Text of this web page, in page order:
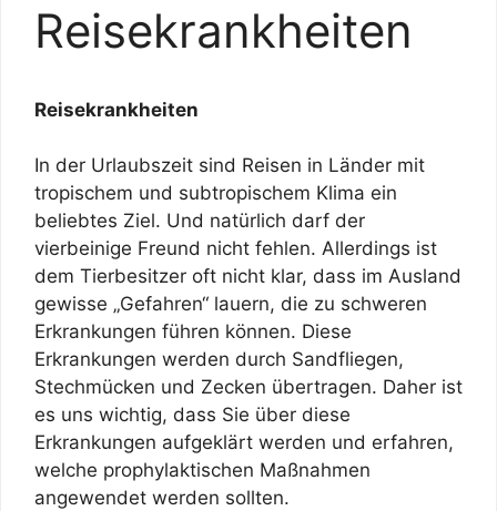
Reisekrankheiten
Reisekrankheiten
In der Urlaubszeit sind Reisen in Länder mit
tropischem und subtropischem Klima ein
beliebtes Ziel. Und natürlich darf der
vierbeinige Freund nicht fehlen. Allerdings ist
dem Tierbesitzer oft nicht klar, dass im Ausland
gewisse „Gefahren“ lauern, die zu schweren
Erkrankungen führen können. Diese
Erkrankungen werden durch Sandfliegen,
Stechmücken und Zecken übertragen. Daher ist
es uns wichtig, dass Sie über diese
Erkrankungen aufgeklärt werden und erfahren,
welche prophylaktischen Maßnahmen
angewendet werden sollten.